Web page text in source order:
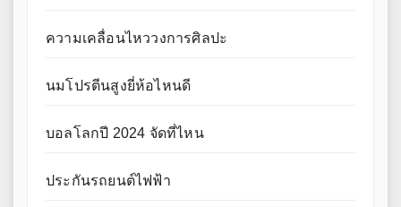
ความเคลื่อนไหววงการศิลปะ
นมโปรตีนสูงยี่ห้อไหนดี
บอลโลกปี 2024 จัดที่ไหน
ประกันรถยนต์ไฟฟ้า